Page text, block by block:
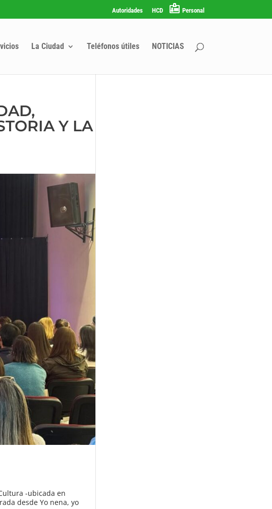
Autoridades HCD Personal
La Ciudad Teléfonos útiles NOTICIAS
Y LA
-ubicada en
desde Yo nena, yo